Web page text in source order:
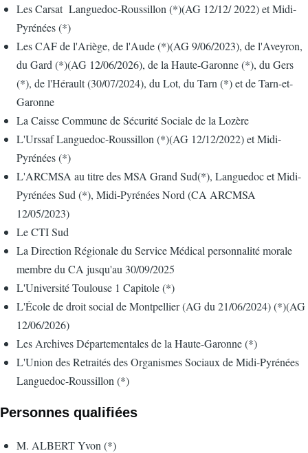
Les Carsat Languedoc-Roussillon (*)(AG 12/12/ 2022) et Midi-
Pyrénées (*)
Les CAF de l'Ariège, de l'Aude (*)(AG 9/06/2023), de l'Aveyron,
du Gard (*)(AG 12/06/2026), de la Haute-Garonne (*), du Gers
(*), de l'Hérault (30/07/2024), du Lot, du Tarn (*) et de Tarn-et-
Garonne
La Caisse Commune de Sécurité Sociale de la Lozère
L'Urssaf Languedoc-Roussillon (*)(AG 12/12/2022) et Midi-
Pyrénées (*)
L'ARCMSA au titre des MSA Grand Sud(*), Languedoc et Midi-
Pyrénées Sud (*), Midi-Pyrénées Nord (CA ARCMSA
12/05/2023)
Le CTI Sud
La Direction Régionale du Service Médical personnalité morale
membre du CA jusqu'au 30/09/2025
L'Université Toulouse 1 Capitole (*)
L'École de droit social de Montpellier (AG du 21/06/2024) (*)(AG
12/06/2026)
Les Archives Départementales de la Haute-Garonne (*)
L'Union des Retraités des Organismes Sociaux de Midi-Pyrénées
Languedoc-Roussillon (*)
Personnes qualifiées
M. ALBERT Yvon (*)